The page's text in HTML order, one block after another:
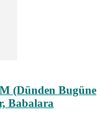
(Dünden Bugüne
Babalara